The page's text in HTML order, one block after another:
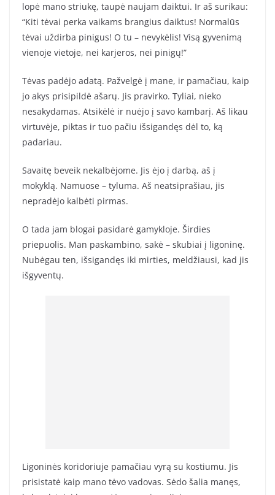
lopė mano striukę, taupė naujam daiktui. Ir aš surikau:
“Kiti tėvai perka vaikams brangius daiktus! Normalūs
tėvai uždirba pinigus! O tu – nevykėlis! Visą gyvenimą
vienoje vietoje, nei karjeros, nei pinigų!”
Tėvas padėjo adatą. Pažvelgė į mane, ir pamačiau, kaip
jo akys prisipildė ašarų. Jis pravirko. Tyliai, nieko
nesakydamas. Atsikėlė ir nuėjo į savo kambarį. Aš likau
virtuvėje, piktas ir tuo pačiu išsigandęs dėl to, ką
padariau.
Savaitę beveik nekalbėjome. Jis ėjo į darbą, aš į
mokyklą. Namuose – tyluma. Aš neatsiprašiau, jis
nepradėjo kalbėti pirmas.
O tada jam blogai pasidarė gamykloje. Širdies
priepuolis. Man paskambino, sakė – skubiai į ligoninę.
Nubėgau ten, išsigandęs iki mirties, meldžiausi, kad jis
išgyventų.
Ligoninės koridoriuje pamačiau vyrą su kostiumu. Jis
prisistatė kaip mano tėvo vadovas. Sėdo šalia manęs,